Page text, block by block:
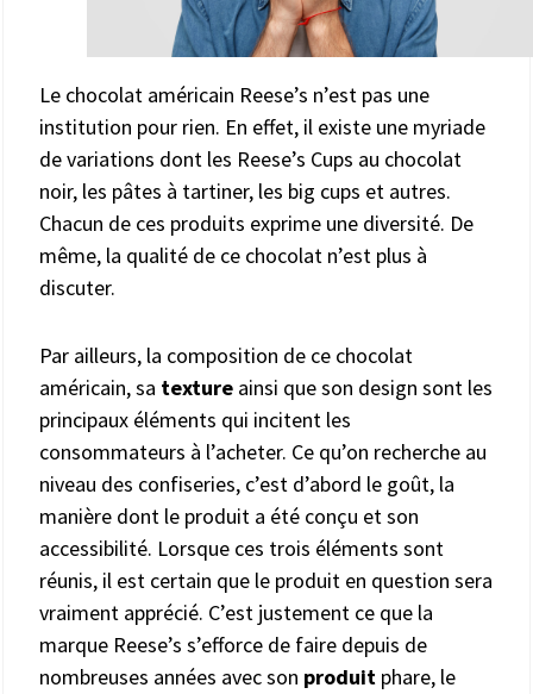
Le chocolat américain Reese’s n’est pas une
institution pour rien. En effet, il existe une myriade
de variations dont les Reese’s Cups au chocolat
noir, les pâtes à tartiner, les big cups et autres.
Chacun de ces produits exprime une diversité. De
même, la qualité de ce chocolat n’est plus à
discuter.
Par ailleurs, la composition de ce chocolat
américain, sa texture ainsi que son design sont les
principaux éléments qui incitent les
consommateurs à l’acheter. Ce qu’on recherche au
niveau des confiseries, c’est d’abord le goût, la
manière dont le produit a été conçu et son
accessibilité. Lorsque ces trois éléments sont
réunis, il est certain que le produit en question sera
vraiment apprécié. C’est justement ce que la
marque Reese’s s’efforce de faire depuis de
nombreuses années avec son produit phare, le